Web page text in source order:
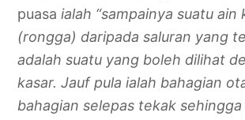
puasaialah “sampainya suatu ain
(rongga) daripada saluran yang
adalah suatu yang boleh dilihat
kasar. Jauf pula ialah bahagian
bahagian selepas tekak